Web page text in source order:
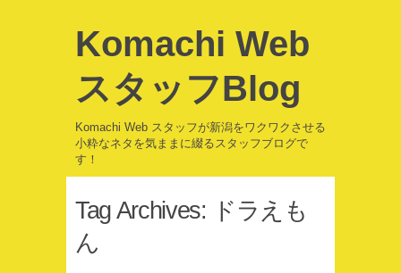
Komachi Web
スタッフBlog
Komachi Web スタッフが新潟をワクワクさせる
小粋なネタを気ままに綴るスタッフブログで
す！
Tag Archives: ドラえも
ん